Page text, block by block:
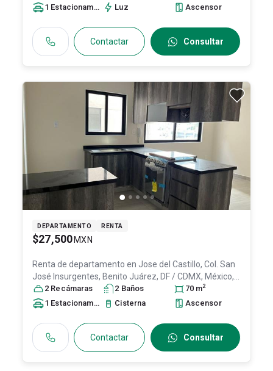
1 Estacionamiento Luz Ascensor
Contactar Consultar
DEPARTAMENTO RENTA
$27,500 MXN
Renta de departamento en Jose del Castillo, Col. San
José Insurgentes, Benito Juárez, DF / CDMX, México,
C.P. 03900, ID:31653962
2 Recámaras 2 Baños 70 m2
1 Estacionamiento Cisterna Ascensor
Contactar Consultar